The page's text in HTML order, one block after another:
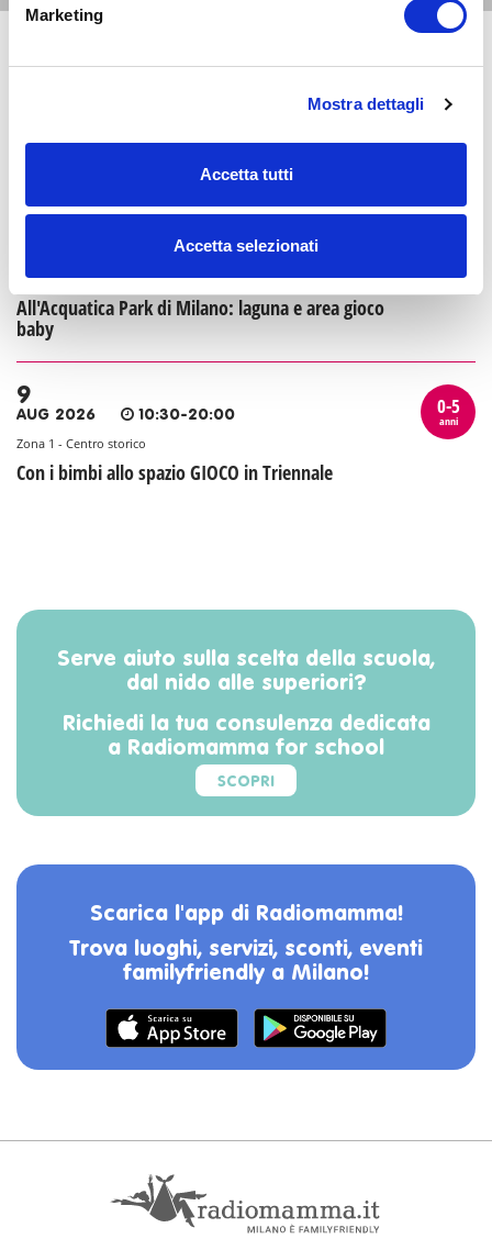
Marketing
Mostra dettagli
Accetta tutti
Accetta selezionati
8
L'area bambini al centro commerciale Carosello:
10:00-19:00
Zona 7 - Porta Vercellina, Baggio, De Angeli, Forze Armate, San Siro
All'Acquatica Park di Milano: laguna e area gioco
baby
9
AUG 2026 10:30-20:00
Zona 1 - Centro storico
Con i bimbi allo spazio GIOCO in Triennale
0-5
anni
Serve aiuto sulla scelta della scuola,
dal nido alle superiori?
Richiedi la tua consulenza dedicata
a Radiomamma for school
SCOPRI
Scarica l'app di Radiomamma!
Trova luoghi, servizi, sconti, eventi
familyfriendly a Milano!